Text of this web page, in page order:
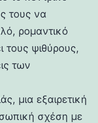
τους να
ρομαντικό
τους ψιθύρους,
των
μια εξαιρετική
σχέση με